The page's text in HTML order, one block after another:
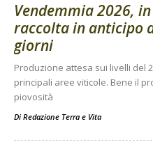
Vendemmia 2026,
raccolta in anticipo
giorni
Produzione attesa sui livelli del
principali aree viticole. Bene il
piovosità
Di Redazione Terra e Vita